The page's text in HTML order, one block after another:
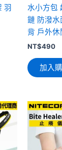
羽
水小方包
鏈 防潑水
背 戶外休
NT$490
加入